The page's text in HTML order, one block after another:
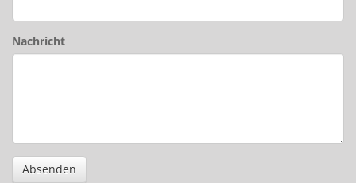
Nachricht
Absenden